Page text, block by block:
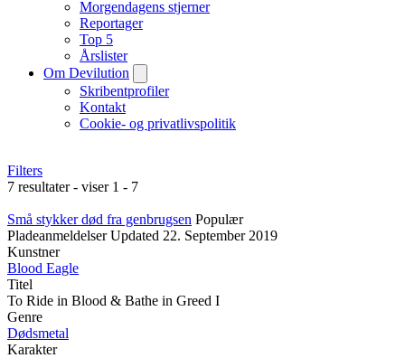
Morgendagens stjerner
Reportager
Top 5
Årslister
Om Devilution
Skribentprofiler
Kontakt
Cookie- og privatlivspolitik
Filters
7 resultater - viser 1 - 7
Små stykker død fra genbrugsen Populær
Pladeanmeldelser Updated 22. September 2019
Kunstner
Blood Eagle
Titel
To Ride in Blood & Bathe in Greed I
Genre
Dødsmetal
Karakter